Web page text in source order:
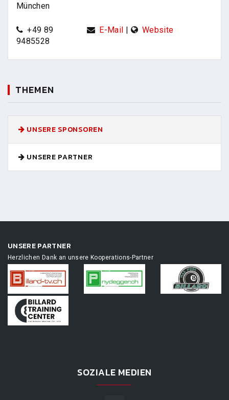
München
+49 89
9485528
E-Mail | Website
THEMEN
UNSERE SPONSOREN
UNSERE PARTNER
UNSERE PARTNER
Herzlichen Dank an unsere Kooperations-Partner
SOZIALE MEDIEN